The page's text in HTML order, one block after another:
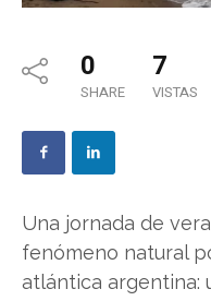
0
SHARE
7
VISTAS
Una jornada de
fenómeno natural
atlántica argentina: